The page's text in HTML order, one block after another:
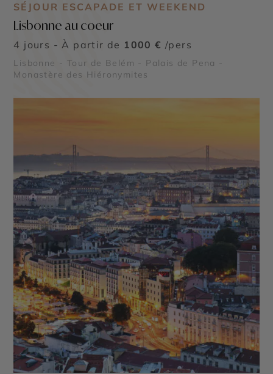
SÉJOUR ESCAPADE ET WEEKEND
Lisbonne au coeur
4 jours - À partir de 1000 € /pers
Lisbonne - Tour de Belém - Palais de Pena -
Monastère des Hiéronymites